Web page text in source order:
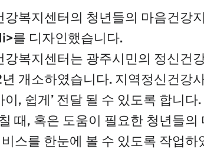
복지센터의 청년들의 마음건강
를 디자인했습니다.
복지센터는 광주시민의 정신건
개소하였습니다. 지역정신건강
이, 쉽게’ 전달 될 수 있도록 합니다.
때, 혹은 도움이 필요한 청년들의
스를 한눈에 볼 수 있도록 작업하